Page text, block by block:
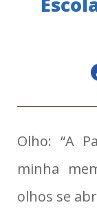
Olho: “A
minha
olhos se